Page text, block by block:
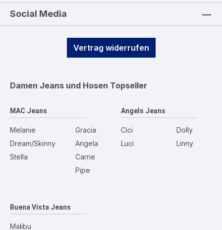
Social Media
Vertrag widerrufen
Damen Jeans und Hosen Topseller
MAC Jeans
Melanie
Dream/Skinny
Stella
Gracia
Angela
Carrie
Pipe
Angels Jeans
Cici
Luci
Dolly
Linny
Buena Vista Jeans
Malibu